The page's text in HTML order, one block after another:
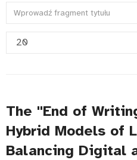
Wprowadź
tytułu
Pokaż
The "End of
Hybrid Models of
Balancing Digital